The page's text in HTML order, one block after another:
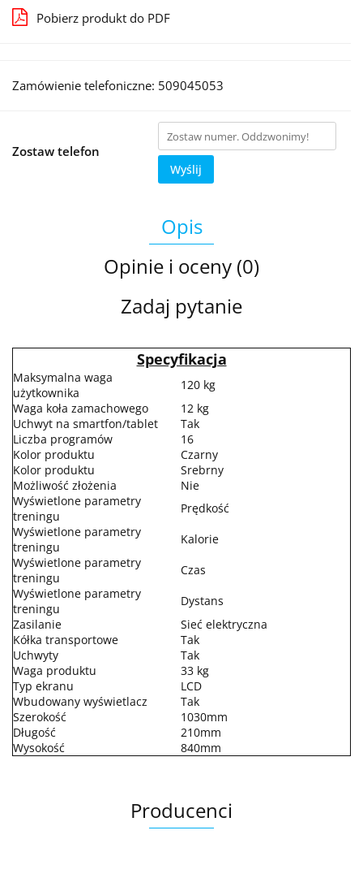
Pobierz produkt do PDF
Zamówienie telefoniczne: 509045053
Zostaw telefon
Wyślij
Opis
Opinie i oceny (0)
Zadaj pytanie
Specyfikacja
Maksymalna waga
użytkownika
120 kg
Waga koła zamachowego
12 kg
Uchwyt na smartfon/tablet
Tak
Liczba programów
16
Kolor produktu
Czarny
Kolor produktu
Srebrny
Możliwość złożenia
Nie
Wyświetlone parametry
treningu
Prędkość
Wyświetlone parametry
treningu
Kalorie
Wyświetlone parametry
treningu
Czas
Wyświetlone parametry
treningu
Dystans
Zasilanie
Sieć elektryczna
Kółka transportowe
Tak
Uchwyty
Tak
Waga produktu
33 kg
Typ ekranu
LCD
Wbudowany wyświetlacz
Tak
Szerokość
1030mm
Długość
210mm
Wysokość
840mm
Producenci